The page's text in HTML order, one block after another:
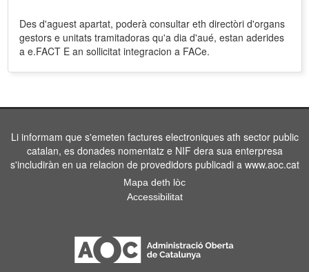
Des d'aguest apartat, poderà consultar eth directòri d'organs
gestors e unitats tramitadoras qu'a dia d'aué, estan aderides
a e.FACT E an sollicitat integracion a FACe.
Li informam que s'emeten factures electroniques ath sector public
catalan, es donades nomentatz e NIF dera sua enterpresa
s'includiràn en ua relacion de provedidors publicadi a www.aoc.cat
Mapa deth lòc
Accessibilitat